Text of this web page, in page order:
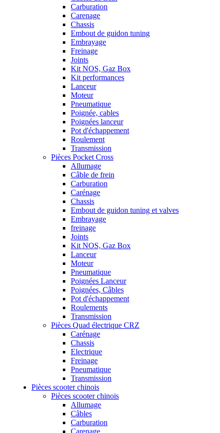
Carburation
Carenage
Chassis
Embout de guidon tuning
Embrayage
Freinage
Joints
Kit NOS, Gaz Box
Kit performances
Lanceur
Moteur
Pneumatique
Poignée, cables
Poignées lanceur
Pot d'échappement
Roulement
Transmission
Pièces Pocket Cross
Allumage
Câble de frein
Carburation
Carénage
Chassis
Embout de guidon tuning et valves
Embrayage
freinage
Joints
Kit NOS, Gaz Box
Lanceur
Moteur
Pneumatique
Poignées Lanceur
Poignées, Câbles
Pot d'échappement
Roulements
Transmission
Pièces Quad électrique CRZ
Carénage
Chassis
Electrique
Freinage
Pneumatique
Transmission
Pièces scooter chinois
Pièces scooter chinois
Allumage
Câbles
Carburation
Carenage